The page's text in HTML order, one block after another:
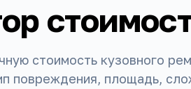
стоимость кузовного
повреждения, площадь,